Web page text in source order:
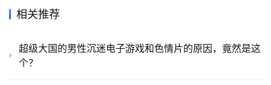
跟中国拼量?！五角大楼也准备搞廉价无人机了
布林肯的东南亚首访，草草收场！